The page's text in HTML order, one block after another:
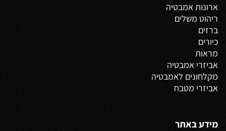
ארונות אמבטיה
ריהוט משלים
ברזים
כיורים
מראות
אביזרי אמבטיה
מקלחונים לאמבטיה
אביזרי מטבח
מידע באתר